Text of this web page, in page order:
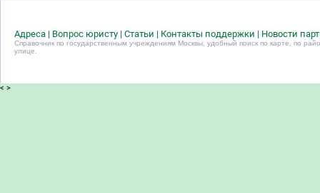
Адреса | Вопрос юристу | Статьи | Контакты поддержки | Новости
Справочник по государственным учреждениям Москвы, удобный поиск по карте, по
улице.
< >